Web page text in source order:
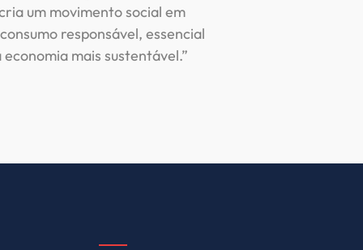
um movimento social em
responsável, essencial
mais sustentável.”